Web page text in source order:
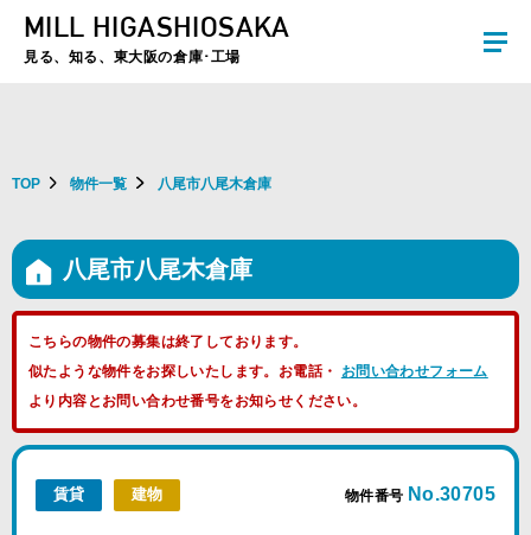
夏季休暇のお知らせ：2026年8月8日(土)～8月16日(日)まで休業とさせていた
MILL HIGASHIOSAKA
見る、知る、東大阪の倉庫･工場
TOP 物件一覧 八尾市八尾木倉庫
八尾市八尾木倉庫
こちらの物件の募集は終了しております。
似たような物件をお探しいたします。お電話・ お問い合わせフォーム
より内容とお問い合わせ番号をお知らせください。
賃貸 建物 物件番号 No.30705